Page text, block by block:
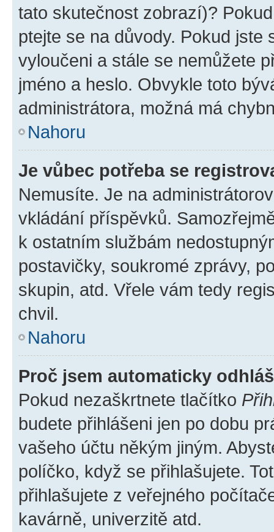
tato skutečnost zobrazí)?
ptejte se na důvody. Pokud jste
vyloučeni a stále se nemůžete
jméno a heslo. Obvykle toto
administrátora, možná má
Nahoru
Je vůbec potřeba se
Nemusíte. Je na
vkládání příspěvků.
k ostatním službám
postavičky, soukromé zprávy,
skupin, atd. Vřele vám tedy
chvil.
Nahoru
Proč jsem automaticky
Pokud nezaškrtnete tlačítko
budete přihlášeni jen po dobu
vašeho účtu někým jiným.
políčko, když se přihlašujete.
přihlašujete z veřejného
kavárně, univerzitě atd.